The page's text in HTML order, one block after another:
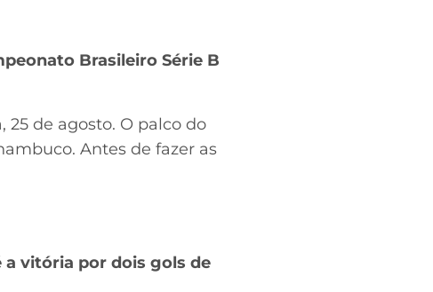
Brasileiro Série B
25 de agosto. O palco do
Antes de fazer as
a vitória por dois gols de